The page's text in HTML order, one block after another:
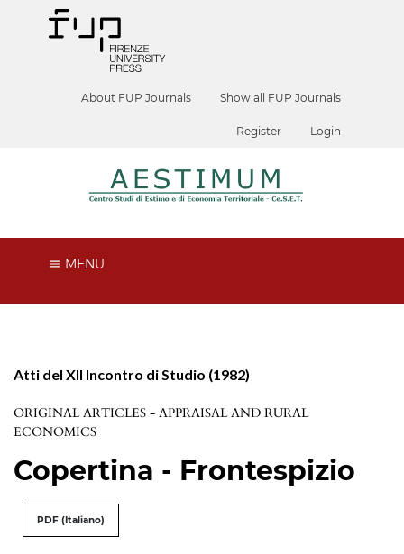
About FUP Journals Show all FUP Journals
Register Login
MENU
Atti del XII Incontro di Studio (1982)
ORIGINAL ARTICLES - APPRAISAL AND RURAL
ECONOMICS
Copertina - Frontespizio
PDF (Italiano)